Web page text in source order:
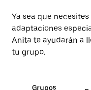
Ya sea que
adaptaciones
Anita te ayudarán a
tu grupo.
Grupos